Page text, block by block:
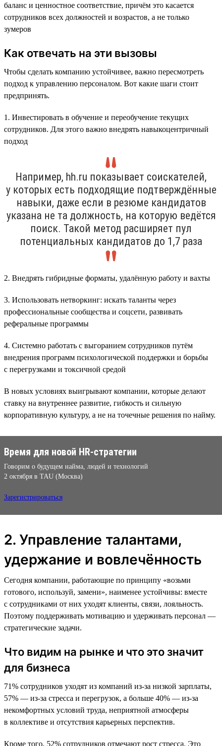
баланс и ценностное соответствие, причём это касается
сотрудников всех должностей и возрастов, а не только
зумеров
Как отвечать на эти вызовы
Чтобы сделать компанию устойчивее, важно пересмотреть
подход к управлению персоналом. Вот какие шаги стоит
предпринять.
1. Инвестировать в обучение и переобучение текущих
сотрудников. Для этого важно внедрять навыкоцентричный
подход
Например, hh.ru показывает соискателей,
у которых есть подходящие подтверждённые
навыки, даже если в резюме кандидатов
указана не та должность, на которую ведётся
поиск. Такой метод расширяет пул
потенциальных кандидатов до 1,7 раза
2. Внедрять гибридные форматы, удалённую работу и вахты
3. Использовать нетворкинг: искать таланты через
профессиональные сообщества и соцсети, развивать
реферальные программы
4. Системно работать с выгоранием сотрудников путём
внедрения программ психологической поддержки и борьбы
с перегрузками и токсичной средой
В новых условиях выигрывают компании, которые делают
ставку на внутреннее развитие, гибкость и сильную
корпоративную культуру, а не на точечные решения по найму.
Время для новой HR-стратегии
Говорим о будущем найма, людей и технологий
2 октября в TAU (Москва)
Зарегистрироваться
2. Управление талантами,
удержание и вовлечённость
Сегодня компании, работающие по принципу «возьми
готового, используй, замени», наименее устойчивы: вместе
с сотрудниками от них уходят клиенты, связи, лояльность.
Поэтому поддерживать мотивацию и удерживать персонал —
стратегические задачи.
Что видим на рынке и что это значит
для бизнеса
71% сотрудников уходят из компаний из-за низкой зарплаты,
57% — из-за стресса и перегрузок, а больше 40% — из-за
некомфортных условий труда, неприятной атмосферы
в коллективе и отсутствия карьерных перспектив.
Кроме того, 52% сотрудников отмечают рост стресса. Это